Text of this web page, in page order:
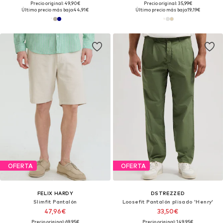
Precio original: 49,90€
Último precio más bajo:44,91€
Precio original: 35,99€
Último precio más bajo:19,19€
OFERTA
FELIX HARDY
Slimfit Pantalón
47,96€
OFERTA
DSTREZZED
Loosefit Pantalón plisado 'Henry'
33,50€